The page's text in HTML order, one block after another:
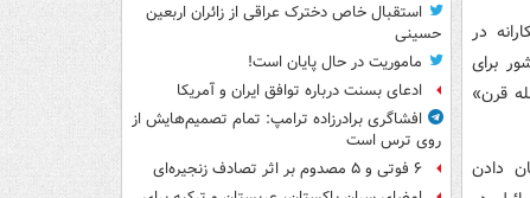
در
کشور برای
قرن»
دادن
استقبال خاص دخترک عراقی از زائران اربعین
حسینی
ماموریت در حال پایان است!
ادعای بسنت درباره توافق ایران و آمریکا
افشاگری برادرزاده ترامپ: تمام تصمیم‌هایش از
روی ترس است
۶ فوتی و ۵ مصدوم بر اثر تصادف زنجیره‌ای